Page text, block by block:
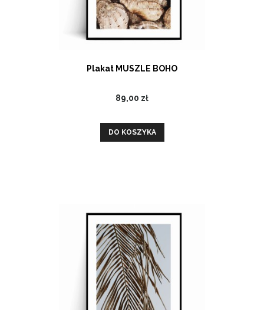
Plakat MUSZLE BOHO
89,00 zł
DO KOSZYKA